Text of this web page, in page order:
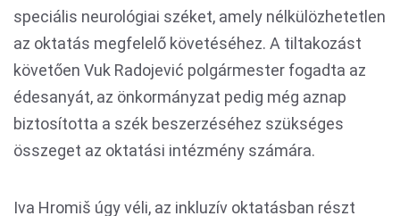
speciális neurológiai széket, amely nélkülözhetetlen
az oktatás megfelelő követéséhez. A tiltakozást
követően Vuk Radojević polgármester fogadta az
édesanyát, az önkormányzat pedig még aznap
biztosította a szék beszerzéséhez szükséges
összeget az oktatási intézmény számára.
Iva Hromiš úgy véli, az inkluzív oktatásban részt